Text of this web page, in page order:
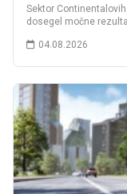
Sektor
dosegel močne
04.08.2026